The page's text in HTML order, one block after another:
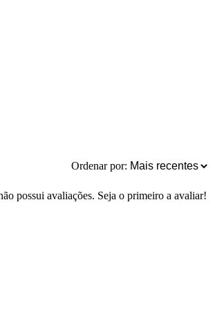
Ordenar por:
possui avaliações. Seja o primeiro a avaliar!